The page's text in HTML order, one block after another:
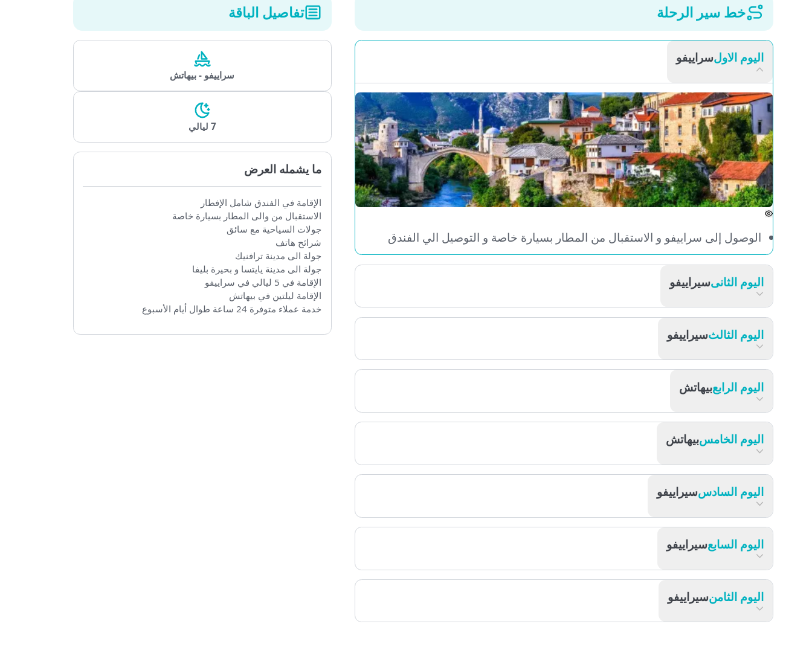
خط سير الرحلة
اليوم الاولسراييفو
الوصول إلى سراييفو و الاستقبال من المطار بسيارة خاصة و التوصيل الي الفندق
اليوم الثانىسيراييفو
اليوم الثالثسيراييفو
اليوم الرابع بيهاتش
اليوم الخامسبيهاتش
اليوم السادسسيراييفو
اليوم السابعسيراييفو
تفاصيل الباقة
سراييفو - بيهاتش
7 ليالي
ما يشمله العرض
الإقامة في الفندق شامل الإفطار
الاستقبال من والى المطار بسيارة خاصة
جولات السياحية مع سائق
شرائح هاتف
جولة الى مدينة ترافنيك
جولة الى مدينة يايتسا و بحيرة بليفا
الإقامة ليلتين في بيهاتش